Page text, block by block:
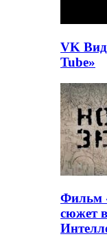
VK
Tube»
Фильм
сюжет